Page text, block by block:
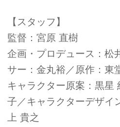
【スタッフ】
監督：宮原 直樹
企画・プロデュース：松
サー：金丸裕／原作：東
キャラクター原案：黒星
子／キャラクターデザイ
上 貴之